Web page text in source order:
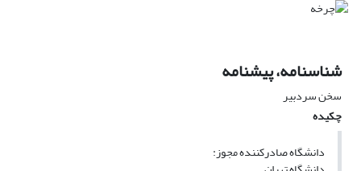
شناسنامه، پیشنامه
سخن سردبیر
چکیده
دانشگاه صادرکننده مجوز: